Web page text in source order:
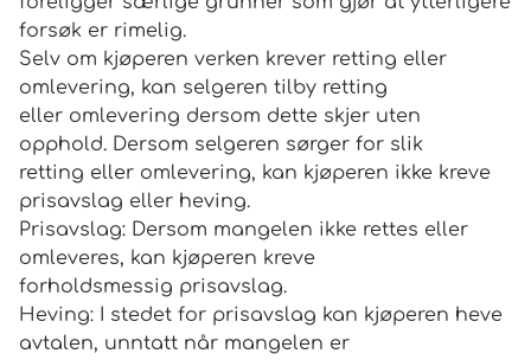
forsøk er rimelig.
Selv om kjøperen verken krever retting eller
omlevering, kan selgeren tilby retting
eller omlevering dersom dette skjer uten
opphold. Dersom selgeren sørger for slik
retting eller omlevering, kan kjøperen ikke kreve
prisavslag eller heving.
Prisavslag: Dersom mangelen ikke rettes eller
omleveres, kan kjøperen kreve
forholdsmessig prisavslag.
Heving: I stedet for prisavslag kan kjøperen heve
avtalen, unntatt når mangelen er